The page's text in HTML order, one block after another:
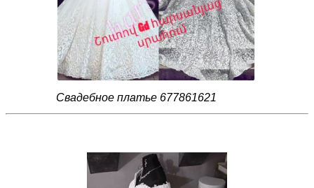
Свадебное платье 677861621